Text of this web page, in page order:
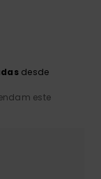
desde
este